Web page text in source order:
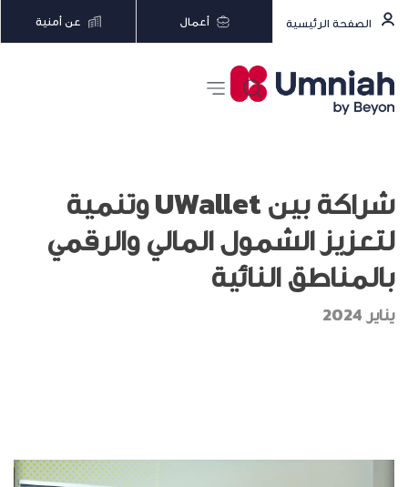
الصفحة الرئيسية أعمال عن أمنية
شراكة بين UWallet وتنمية
لتعزيز الشمول المالي والرقمي
بالمناطق النائية
يناير 2024